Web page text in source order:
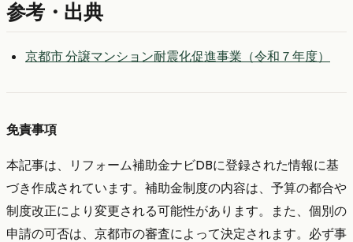
参考・出典
京都市 分譲マンション耐震化促進事業（令和７年度）
免責事項
本記事は、リフォーム補助金ナビDBに登録された情報に基
づき作成されています。補助金制度の内容は、予算の都合や
制度改正により変更される可能性があります。また、個別の
申請の可否は、京都市の審査によって決定されます。必ず事